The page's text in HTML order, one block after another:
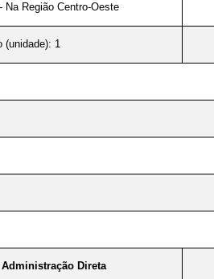
Na Região Centro-Oeste
(unidade): 1
Direta